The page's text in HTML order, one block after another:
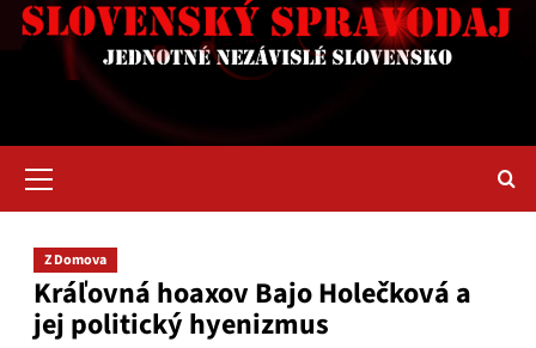
Menu
Z Domova
Kráľovná hoaxov Bajo Holečková a
jej politický hyenizmus